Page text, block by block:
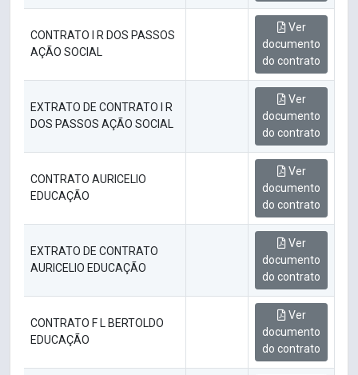
CONTRATO I R DOS PASSOS
AÇÃO SOCIAL
Ver
documento
do contrato
EXTRATO DE CONTRATO I R
DOS PASSOS AÇÃO SOCIAL
Ver
documento
do contrato
CONTRATO AURICELIO
EDUCAÇÃO
Ver
documento
do contrato
EXTRATO DE CONTRATO
AURICELIO EDUCAÇÃO
Ver
documento
do contrato
CONTRATO F L BERTOLDO
EDUCAÇÃO
Ver
documento
do contrato